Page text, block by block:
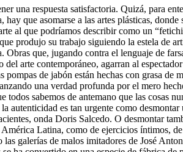
una respuesta satisfactoria. Quizá, para
que asomarse a las artes plásticas, donde
al que podríamos describir como un
produjo su trabajo siguiendo la estela de
Obras que, jugando contra el lenguaje de
arte contemporáneo, agarran al
de jabón están hechas con grasa de
una verdad profunda por el mero
todos sabemos de antemano que las cosas
autenticidad es tan urgente como desmontar
onda Doris Salcedo. O desmontar
Latina, como de ejercicios íntimos,
galerías de malos imitadores de José